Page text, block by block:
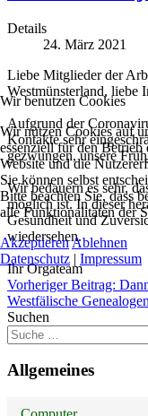
Details
24. März 2021
Liebe Mitglieder der
Westmünsterland, liebe
Aufgrund der
Kontakte sehr
gezwungen, unsere
Wir bedauern es sehr,
möglich ist. In dieser
Gesundheit und
wiedersehen.
Ihr Orgateam
Vorheriger Beitrag:
Westfälische
Suchen
Allgemeines
Wir benutzen Cookies
Wir nutzen Cookies auf
essenziell für den Betrieb
Website und die
Sie können selbst
Bitte beachten Sie, dass
alle Funktionalitäten der
AkzeptierenAblehnen
Datenschutz | Impressum